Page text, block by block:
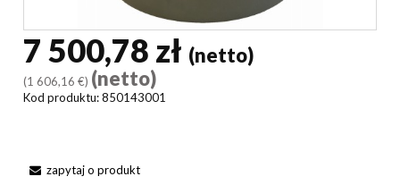
7 500,78 zł (netto)
(1 606,16 €) (netto)
Kod produktu:850143001
zapytaj o produkt